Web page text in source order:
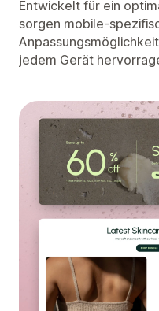
Entwickelt für ein
sorgen mobile-
jedem Gerät